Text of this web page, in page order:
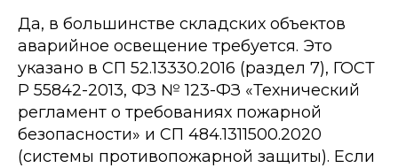
Да, в большинстве складских объектов
аварийное освещение требуется. Это
указано в СП 52.13330.2016 (раздел 7), ГОСТ
Р 55842-2013, ФЗ № 123-ФЗ «Технический
регламент о требованиях пожарной
безопасности» и СП 484.1311500.2020
(системы противопожарной защиты). Если